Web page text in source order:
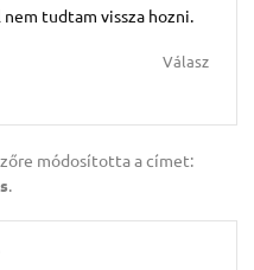
tudtam vissza hozni.
Válasz
módosította a címet:
.